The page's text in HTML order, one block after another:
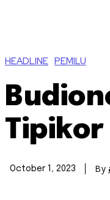
HEADLINE PEMILU
October 1, 2023 By